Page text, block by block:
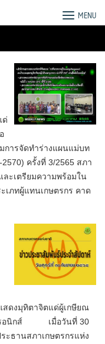
MENU
ด่
การจัดทำร่างแผนแม่บท
ครั้งที่ 3/2565 สภา
ะเตรียมความพร้อมใน
เภทผู้แทนเกษตรกร คาด
สดงมุทิตาจิตแด่ผู้เกษียณ
ทรอนิกส์ เมื่อวันที่ 30
ธานสภาเกษตรกรแห่ง